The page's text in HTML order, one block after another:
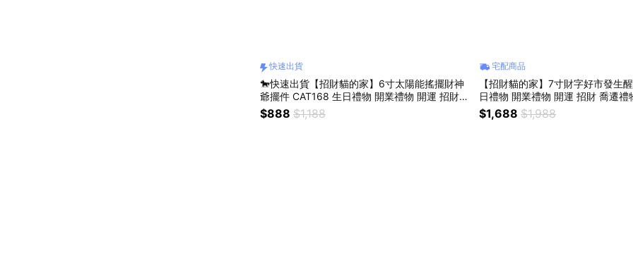
快速出貨
🐎快速出貨【招財貓的家】6寸太陽能搖擺財神
爺擺件 CAT168 生日禮物 開業禮物 開運 招財
喬遷禮物 交換禮物
$888 $1,188
宅配商品
【招財貓的家】7寸財字好市發生
日禮物 開業禮物 開運 招財 喬遷禮
$1,688 $1,988